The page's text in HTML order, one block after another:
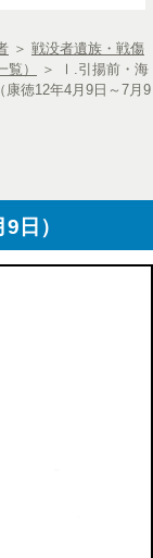
＞ 戦没者遺族・戦傷
） ＞
Ⅰ.引揚前・海
康徳12年4月9日～7月9
日）